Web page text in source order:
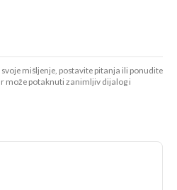
mišljenje, postavite pitanja ili ponudite
može potaknuti zanimljiv dijalog i